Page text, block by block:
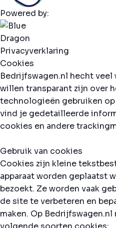
Powered by:
Privacyverklaring
Cookies
Bedrijfswagen.nl hecht veel
willen transparant zijn over
technologieën gebruiken
vind je gedetailleerde
cookies en andere
Gebruik van cookies
Cookies zijn kleine
apparaat worden geplaatst
bezoekt. Ze worden vaak
de site te verbeteren en
maken. Op Bedrijfswagen.nl